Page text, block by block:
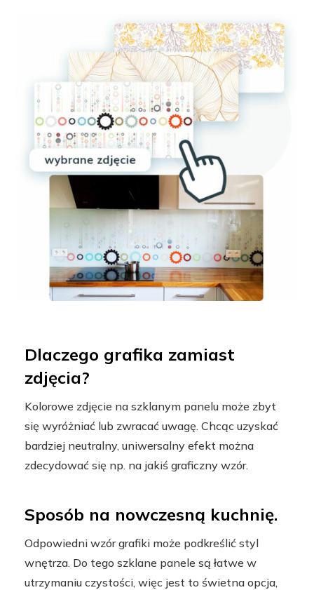
Dlaczego grafika zamiast
zdjęcia?
Kolorowe zdjęcie na szklanym panelu może zbyt
się wyróżniać lub zwracać uwagę. Chcąc uzyskać
bardziej neutralny, uniwersalny efekt można
zdecydować się np. na jakiś graficzny wzór.
Sposób na nowczesną kuchnię.
Odpowiedni wzór grafiki może podkreślić styl
wnętrza. Do tego szklane panele są łatwe w
utrzymaniu czystości, więc jest to świetna opcja,